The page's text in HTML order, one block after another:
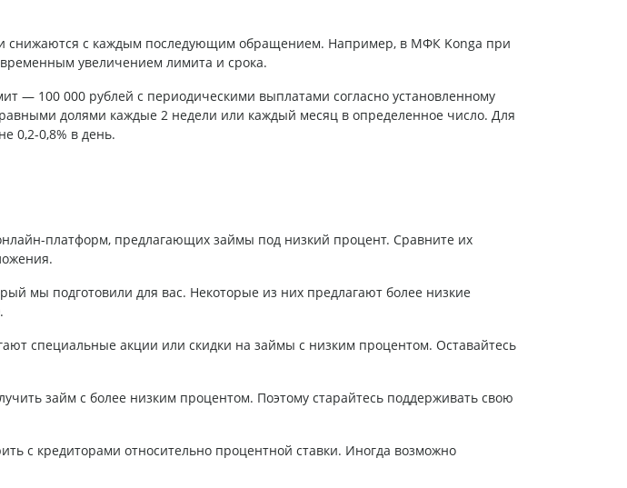
снижаются с каждым последующим обращением. Например, в МФК Konga при
увеличением лимита и срока.
— 100 000 рублей с периодическими выплатами согласно установленному
долями каждые 2 недели или каждый месяц в определенное число. Для
0,2-0,8% в день.
платформ, предлагающих займы под низкий процент. Сравните их
мы подготовили для вас. Некоторые из них предлагают более низкие
специальные акции или скидки на займы с низким процентом. Оставайтесь
займ с более низким процентом. Поэтому старайтесь поддерживать свою
с кредиторами относительно процентной ставки. Иногда возможно